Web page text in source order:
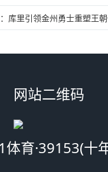
库里引领金州勇士重塑王
网站二维码
体育·39153(十